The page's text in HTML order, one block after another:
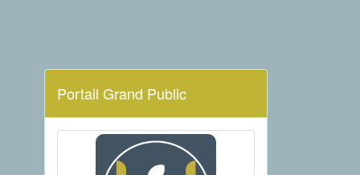
Portail Grand Public